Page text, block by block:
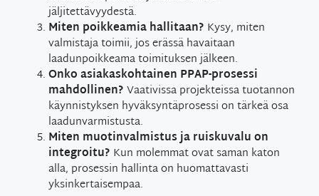
jäljitettävyydestä.
Miten poikkeamia hallitaan? Kysy, miten
valmistaja toimii, jos erässä havaitaan
laadunpoikkeama toimituksen jälkeen.
Onko asiakaskohtainen PPAP-prosessi
mahdollinen?Vaativissa projekteissa tuotannon
käynnistyksen hyväksyntäprosessi on tärkeä osa
laadunvarmistusta.
Miten muotinvalmistus ja ruiskuvalu on
integroitu? Kun molemmat ovat saman katon
alla, prosessin hallinta on huomattavasti
yksinkertaisempaa.